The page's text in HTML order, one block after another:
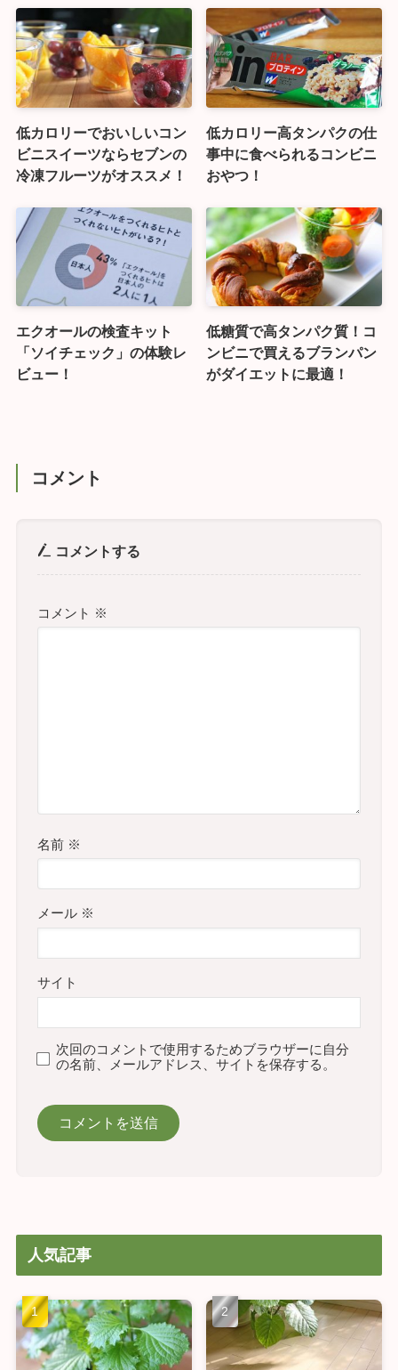
低カロリーでおいしいコン
ビニスイーツならセブンの
冷凍フルーツがオススメ！
低カロリー高タンパクの仕
事中に食べられるコンビニ
おやつ！
エクオールの検査キット
「ソイチェック」の体験レ
ビュー！
低糖質で高タンパク質！コ
ンビニで買えるブランパン
がダイエットに最適！
コメント
コメントする
コメント ※
名前 ※
メール ※
サイト
次回のコメントで使用するためブラウザーに自分
の名前、メールアドレス、サイトを保存する。
人気記事